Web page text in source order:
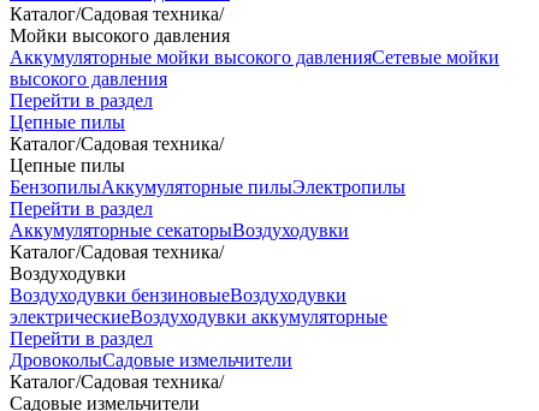
Каталог/Садовая техника/
Мойки высокого давления
Аккумуляторные мойки высокого давленияСетевые мойки
высокого давления
Перейти в раздел
Цепные пилы
Каталог/Садовая техника/
Цепные пилы
БензопилыАккумуляторные пилыЭлектропилы
Перейти в раздел
Аккумуляторные секаторыВоздуходувки
Каталог/Садовая техника/
Воздуходувки
Воздуходувки бензиновыеВоздуходувки
электрическиеВоздуходувки аккумуляторные
Перейти в раздел
ДровоколыСадовые измельчители
Каталог/Садовая техника/
Садовые измельчители